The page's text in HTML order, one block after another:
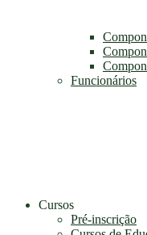
Funcionários
Cursos
Pré-inscrição